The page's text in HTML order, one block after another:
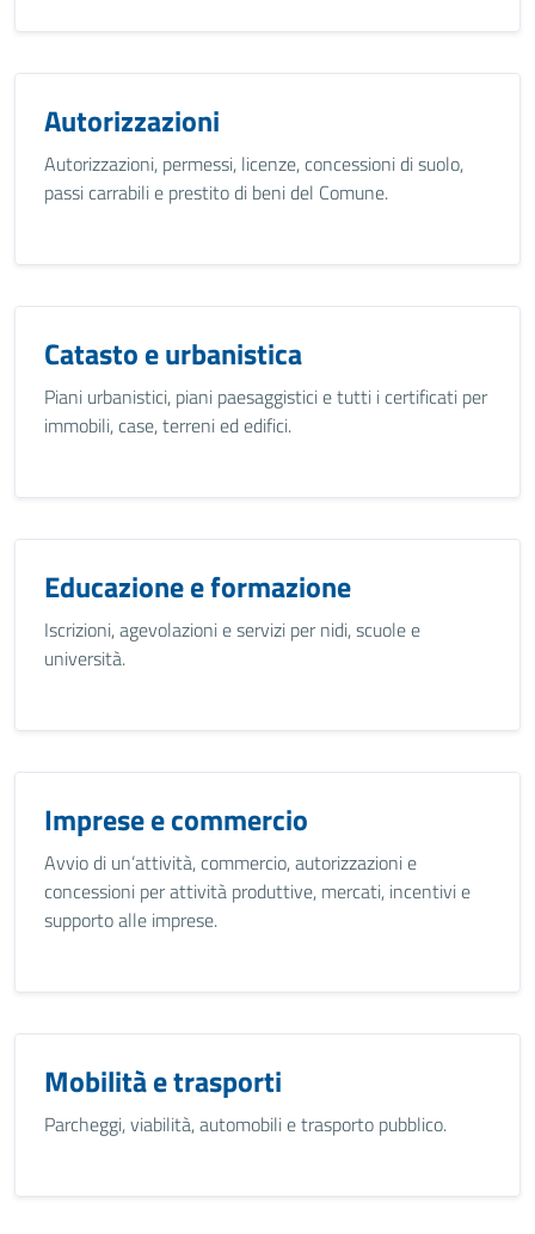
Autorizzazioni
Autorizzazioni, permessi, licenze, concessioni di suolo,
passi carrabili e prestito di beni del Comune.
Catasto e urbanistica
Piani urbanistici, piani paesaggistici e tutti i certificati per
immobili, case, terreni ed edifici.
Educazione e formazione
Iscrizioni, agevolazioni e servizi per nidi, scuole e
università.
Imprese e commercio
Avvio di un’attività, commercio, autorizzazioni e
concessioni per attività produttive, mercati, incentivi e
supporto alle imprese.
Mobilità e trasporti
Parcheggi, viabilità, automobili e trasporto pubblico.